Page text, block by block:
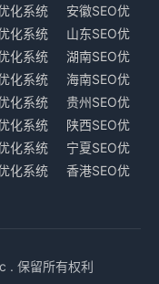
化系统
安徽SEO优
化系统
山东SEO优
化系统
湖南SEO优
化系统
海南SEO优
化系统
贵州SEO优
化系统
陕西SEO优
化系统
宁夏SEO优
化系统
香港SEO优
. 保留所有权利